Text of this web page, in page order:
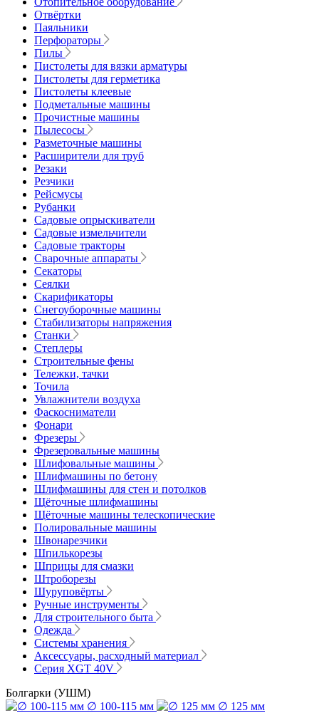
Отвёртки
Паяльники
Перфораторы
Пилы
Пистолеты для вязки арматуры
Пистолеты для герметика
Пистолеты клеевые
Подметальные машины
Прочистные машины
Пылесосы
Разметочные машины
Расширители для труб
Резаки
Резчики
Рейсмусы
Рубанки
Садовые опрыскиватели
Садовые измельчители
Садовые тракторы
Сварочные аппараты
Секаторы
Сеялки
Скарификаторы
Снегоуборочные машины
Стабилизаторы напряжения
Станки
Степлеры
Строительные фены
Тележки, тачки
Точила
Увлажнители воздуха
Фаскосниматели
Фонари
Фрезеры
Фрезеровальные машины
Шлифовальные машины
Шлифмашины по бетону
Шлифмашины для стен и потолков
Щёточные шлифмашины
Щёточные машины телескопические
Полировальные машины
Швонарезчики
Шпилькорезы
Шприцы для смазки
Штроборезы
Шуруповёрты
Ручные инструменты
Для строительного быта
Одежда
Системы хранения
Аксессуары, расходный материал
Серия XGT 40V
Болгарки (УШМ)
∅ 100-115 мм
∅ 125 мм